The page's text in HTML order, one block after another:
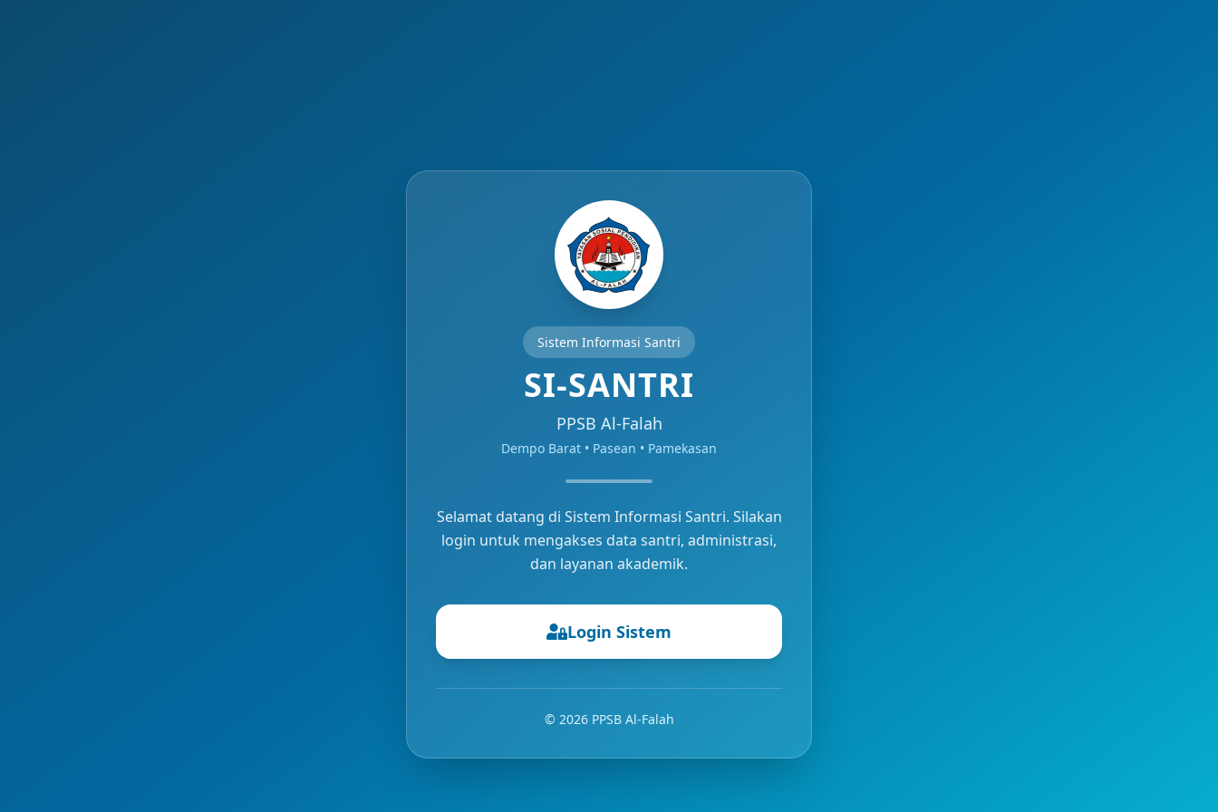
Sistem Informasi Santri
SI-SANTRI
PPSB Al-Falah
Dempo Barat • Pasean • Pamekasan
Selamat datang di Sistem Informasi Santri. Silakan
login untuk mengakses data santri, administrasi,
dan layanan akademik.
Login Sistem
© 2026 PPSB Al-Falah